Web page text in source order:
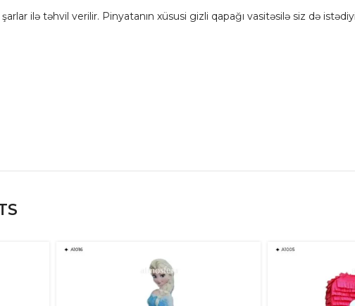
ilə təhvil verilir. Pinyatanın xüsusi gizli qapağı vasitəsilə siz də